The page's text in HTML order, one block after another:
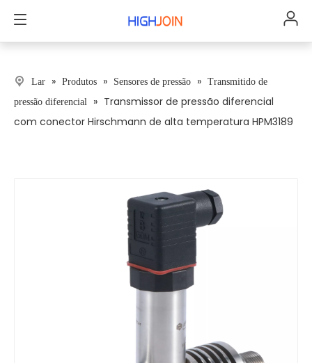
Lar » Produtos » Sensores de pressão » Transmitido de
pressão diferencial
» Transmissor de pressão diferencial
com conector Hirschmann de alta temperatura HPM3189